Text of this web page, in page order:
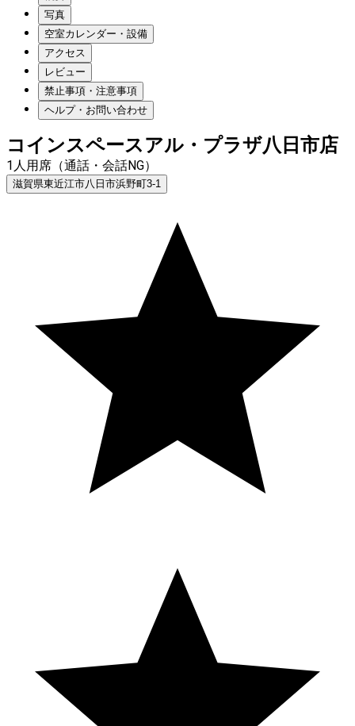
写真
空室カレンダー・設備
アクセス
レビュー
禁止事項・注意事項
ヘルプ・お問い合わせ
コインスペースアル・プラザ八日市店
1人用席（通話・会話NG）
滋賀県東近江市八日市浜野町3-1